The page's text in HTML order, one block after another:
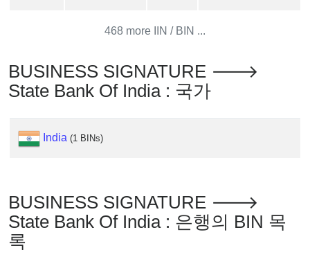
BIN
Credit
Checker
Service
is
My
IP
Address
468 more IIN / BIN ...
BUSINESS SIGNATURE 🡒
State Bank Of India : 국가
India (1 BINs)
BUSINESS SIGNATURE 🡒
State Bank Of India : 은행의 BIN 목
록